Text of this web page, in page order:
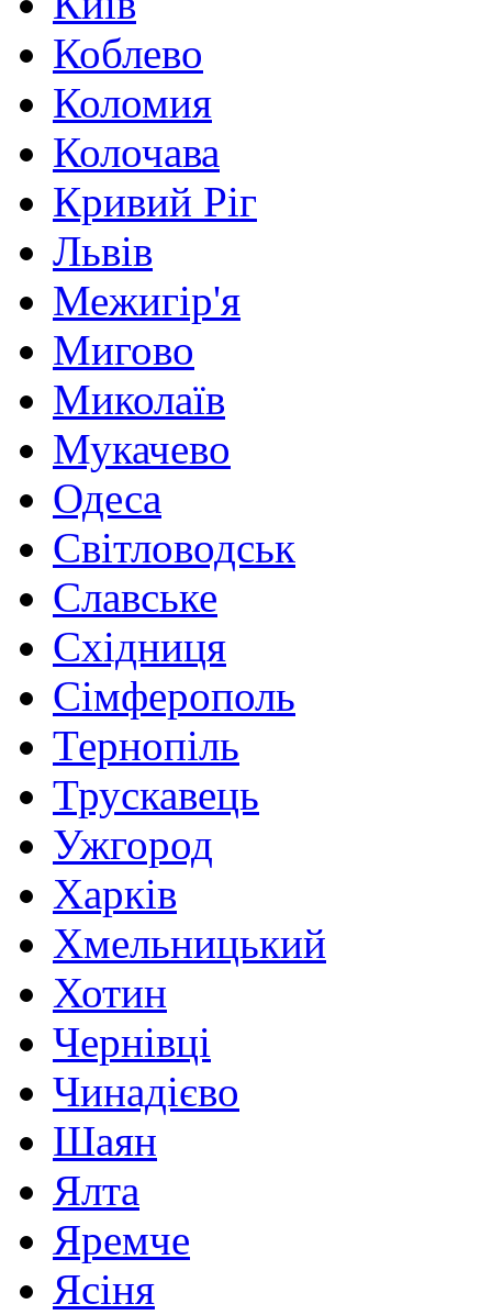
Коблево
Коломия
Колочава
Кривий Ріг
Львів
Межигір'я
Мигово
Миколаїв
Мукачево
Одеса
Світловодськ
Славське
Східниця
Сімферополь
Тернопіль
Трускавець
Ужгород
Харків
Хмельницький
Хотин
Чернівці
Чинадієво
Шаян
Ялта
Яремче
Ясіня